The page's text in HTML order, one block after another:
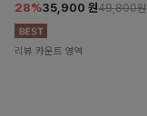
28%35,900 원49,800원
리뷰 카운트 영역